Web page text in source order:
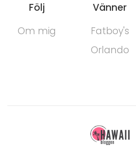
Följ
Om mig
Vänner
Fatboy's
Orlando